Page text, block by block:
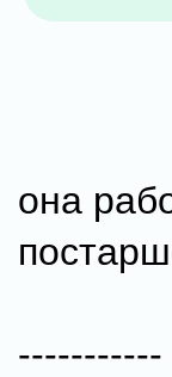
она
-----------